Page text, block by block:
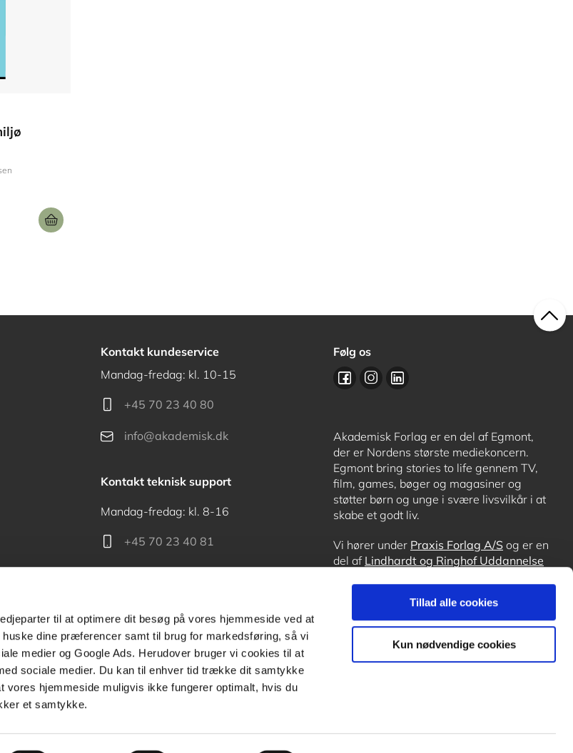
til at optimere dit besøg på vores hjemmeside ved at
dine præferencer samt til brug for markedsføring, så vi
medier og Google Ads. Herudover bruger vi cookies til at
sociale medier. Du kan til enhver tid trække dit samtykke
hjemmeside muligvis ikke fungerer optimalt, hvis du
et samtykke.
Tillad alle cookies
Kun nødvendige cookies
Kontakt kundeservice
Mandag-fredag: kl. 10-15
+45 70 23 40 80
info@akademisk.dk
Kontakt teknisk support
Mandag-fredag: kl. 8-16
+45 70 23 40 81
Kontakt receptionen
+45 70 24 00 00
Følg os
Akademisk Forlag er en del af Egmont,
der er Nordens største mediekoncern.
Egmont bring stories to life gennem TV,
film, games, bøger og magasiner og
støtter børn og unge i svære livsvilkår i at
skabe et godt liv.
Vi hører under Praxis Forlag A/S og er en
del af Lindhardt og Ringhof Uddannelse
OrdblindetræningogForstå.dk.